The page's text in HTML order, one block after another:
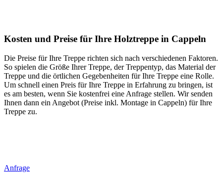
Kosten und Preise für Ihre Holztreppe in Cappeln
Die Preise für Ihre Treppe richten sich nach verschiedenen Faktoren.
So spielen die Größe Ihrer Treppe, der Treppentyp, das Material der
Treppe und die örtlichen Gegebenheiten für Ihre Treppe eine Rolle.
Um schnell einen Preis für Ihre Treppe in Erfahrung zu bringen, ist
es am besten, wenn Sie kostenfrei eine Anfrage stellen. Wir senden
Ihnen dann ein Angebot (Preise inkl. Montage in Cappeln) für Ihre
Treppe zu.
Anfrage